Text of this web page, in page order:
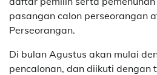
pasangan calon perseorangan
Perseorangan.
Di bulan Agustus akan mulai
pencalonan, dan diikuti dengan